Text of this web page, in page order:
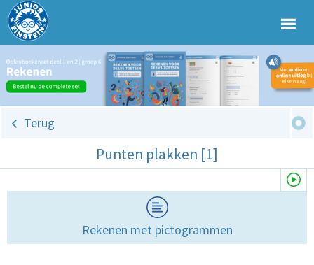
Terug
Punten plakken [1]
Rekenen met pictogrammen